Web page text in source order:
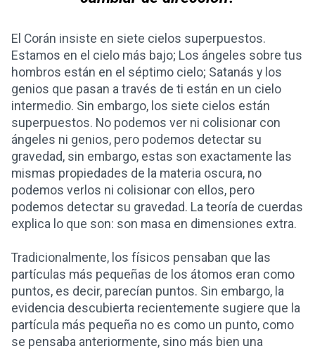
El Corán insiste en siete cielos superpuestos.
Estamos en el cielo más bajo; Los ángeles sobre tus
hombros están en el séptimo cielo; Satanás y los
genios que pasan a través de ti están en un cielo
intermedio. Sin embargo, los siete cielos están
superpuestos. No podemos ver ni colisionar con
ángeles ni genios, pero podemos detectar su
gravedad, sin embargo, estas son exactamente las
mismas propiedades de la materia oscura, no
podemos verlos ni colisionar con ellos, pero
podemos detectar su gravedad. La teoría de cuerdas
explica lo que son: son masa en dimensiones extra.
Tradicionalmente, los físicos pensaban que las
partículas más pequeñas de los átomos eran como
puntos, es decir, parecían puntos. Sin embargo, la
evidencia descubierta recientemente sugiere que la
partícula más pequeña no es como un punto, como
se pensaba anteriormente, sino más bien una